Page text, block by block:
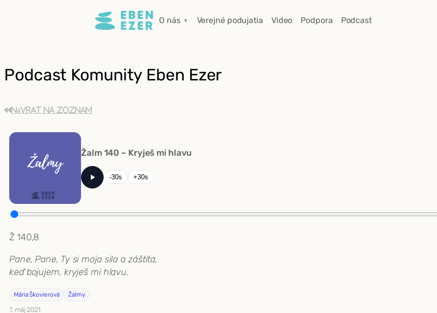
O nás Verejné podujatia Video Podpora Podcast
Podcast Komunity Eben Ezer
Návrat na zoznam
Žalm 140 – Kryješ mi hlavu
-30s +30s
Ž 140,8
Pane, Pane, Ty si moja sila a záštita,
keď bojujem, kryješ mi hlavu.
Mária Škovierová Žalmy
7. máj 2021